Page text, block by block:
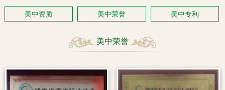
美中资质 美中荣誉 美中专利
美中荣誉